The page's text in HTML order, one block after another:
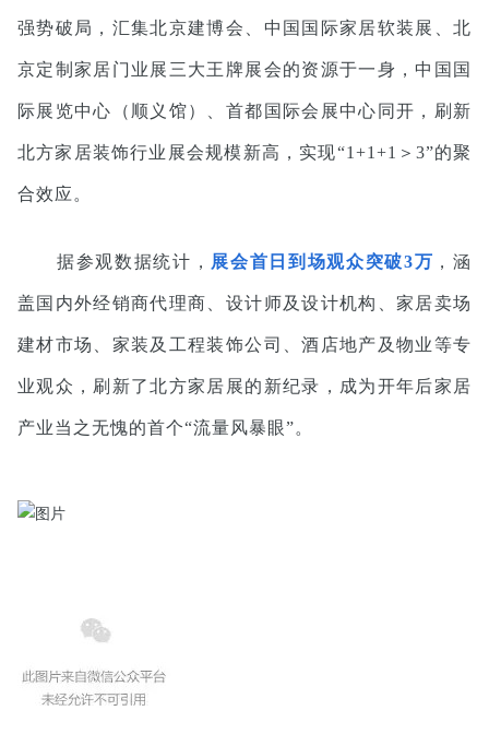
强势破局，汇集北京建博会、中国国际家居软装展、北
京定制家居门业展三大王牌展会的资源于一身，中国国
际展览中心（顺义馆）、首都国际会展中心同开，刷新
北方家居装饰行业展会规模新高，实现“1+1+1＞3”的聚
合效应。
据参观数据统计， 展会首日到场观众突破3万 ，涵
盖国内外经销商代理商、设计师及设计机构、家居卖场
建材市场、家装及工程装饰公司、酒店地产及物业等专
业观众，刷新了北方家居展的新纪录，成为开年后家居
产业当之无愧的首个“流量风暴眼”。